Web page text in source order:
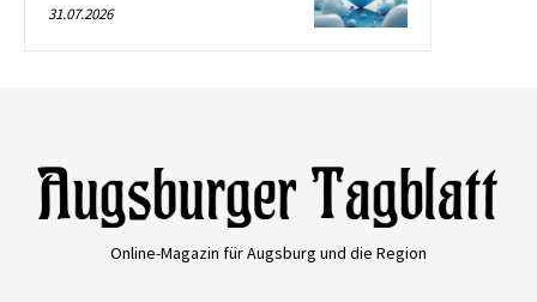
31.07.2026
Online-Magazin für Augsburg und die Region